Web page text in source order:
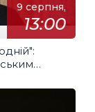
9 серпня,
13:00